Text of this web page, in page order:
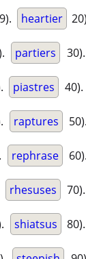
heartier
partiers 30).
piastres 40).
raptures 50).
rephrase 60).
rhesuses 70).
shiatsus 80).